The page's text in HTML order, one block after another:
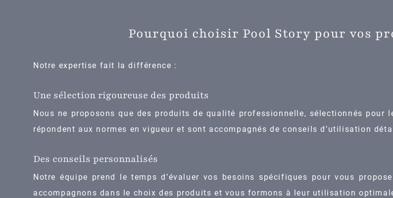
Pourquoi choisir Pool Story pour vos
Notre expertise fait la différence :
Une sélection rigoureuse des produits
Nous ne proposons que des produits de qualité professionnelle, sélectionnés
répondent aux normes en vigueur et sont accompagnés de conseils d’utilisation
Des conseils personnalisés
Notre équipe prend le temps d’évaluer vos besoins spécifiques pour vous
accompagnons dans le choix des produits et vous formons à leur utilisation